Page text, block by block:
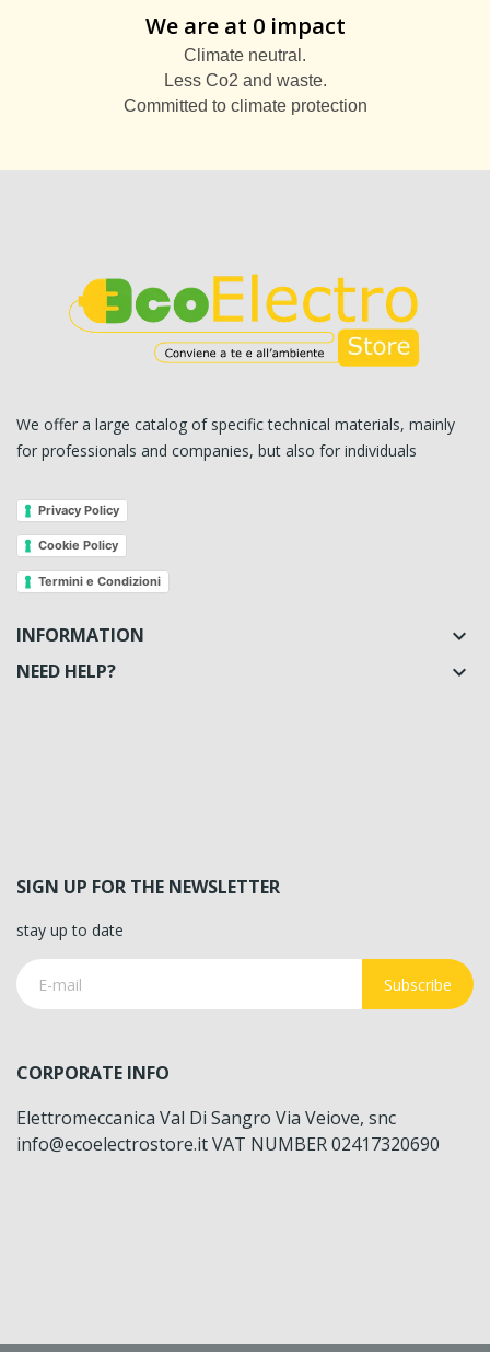
We are at 0 impact
Climate neutral.
Less Co2 and waste.
Committed to climate protection
We offer a large catalog of specific technical materials, mainly
for professionals and companies, but also for individuals
Privacy Policy
Cookie Policy
Termini e Condizioni
INFORMATION 
NEED HELP? 
SIGN UP FOR THE NEWSLETTER
stay up to date
Subscribe
CORPORATE INFO
Elettromeccanica Val Di Sangro Via Veiove, snc
info@ecoelectrostore.it VAT NUMBER 02417320690